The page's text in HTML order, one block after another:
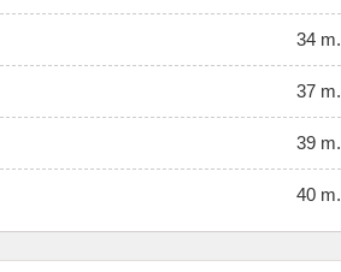
34 m.
37 m.
39 m.
40 m.